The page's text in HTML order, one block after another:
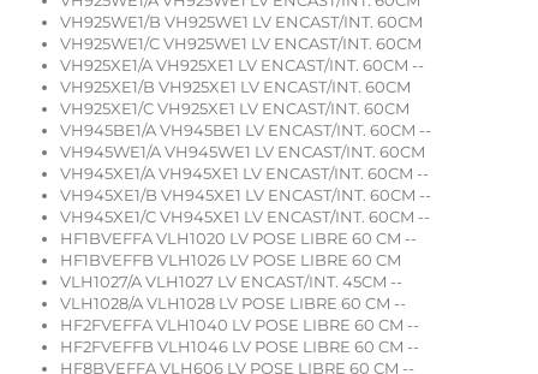
VH925WE1/B VH925WE1 LV ENCAST/INT. 60CM
VH925WE1/C VH925WE1 LV ENCAST/INT. 60CM
VH925XE1/A VH925XE1 LV ENCAST/INT. 60CM --
VH925XE1/B VH925XE1 LV ENCAST/INT. 60CM
VH925XE1/C VH925XE1 LV ENCAST/INT. 60CM
VH945BE1/A VH945BE1 LV ENCAST/INT. 60CM --
VH945WE1/A VH945WE1 LV ENCAST/INT. 60CM
VH945XE1/A VH945XE1 LV ENCAST/INT. 60CM --
VH945XE1/B VH945XE1 LV ENCAST/INT. 60CM --
VH945XE1/C VH945XE1 LV ENCAST/INT. 60CM --
HF1BVEFFA VLH1020 LV POSE LIBRE 60 CM --
HF1BVEFFB VLH1026 LV POSE LIBRE 60 CM
VLH1027/A VLH1027 LV ENCAST/INT. 45CM --
VLH1028/A VLH1028 LV POSE LIBRE 60 CM --
HF2FVEFFA VLH1040 LV POSE LIBRE 60 CM --
HF2FVEFFB VLH1046 LV POSE LIBRE 60 CM --
HF8BVEFFA VLH606 LV POSE LIBRE 60 CM --